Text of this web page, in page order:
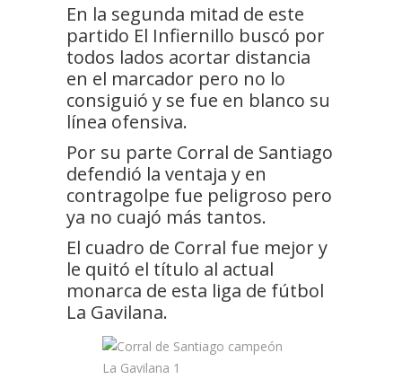
En la segunda mitad de este
partido El Infiernillo buscó por
todos lados acortar distancia
en el marcador pero no lo
consiguió y se fue en blanco su
línea ofensiva.
Por su parte Corral de Santiago
defendió la ventaja y en
contragolpe fue peligroso pero
ya no cuajó más tantos.
El cuadro de Corral fue mejor y
le quitó el título al actual
monarca de esta liga de fútbol
La Gavilana.